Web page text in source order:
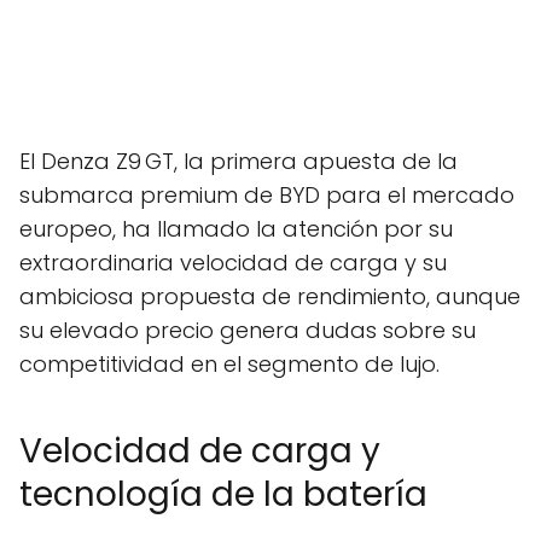
El Denza Z9 GT, la primera apuesta de la
submarca premium de BYD para el mercado
europeo, ha llamado la atención por su
extraordinaria velocidad de carga y su
ambiciosa propuesta de rendimiento, aunque
su elevado precio genera dudas sobre su
competitividad en el segmento de lujo.
Velocidad de carga y
tecnología de la batería